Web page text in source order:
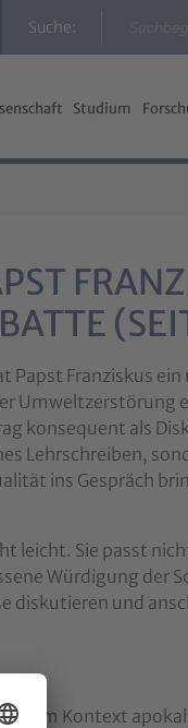
Suche:
Studium
Franziskus ein
Umweltzerstörung
konsequent als
Lehrschreiben,
ins Gespräch
leicht. Sie passt
Würdigung der
diskutieren und
im Kontext